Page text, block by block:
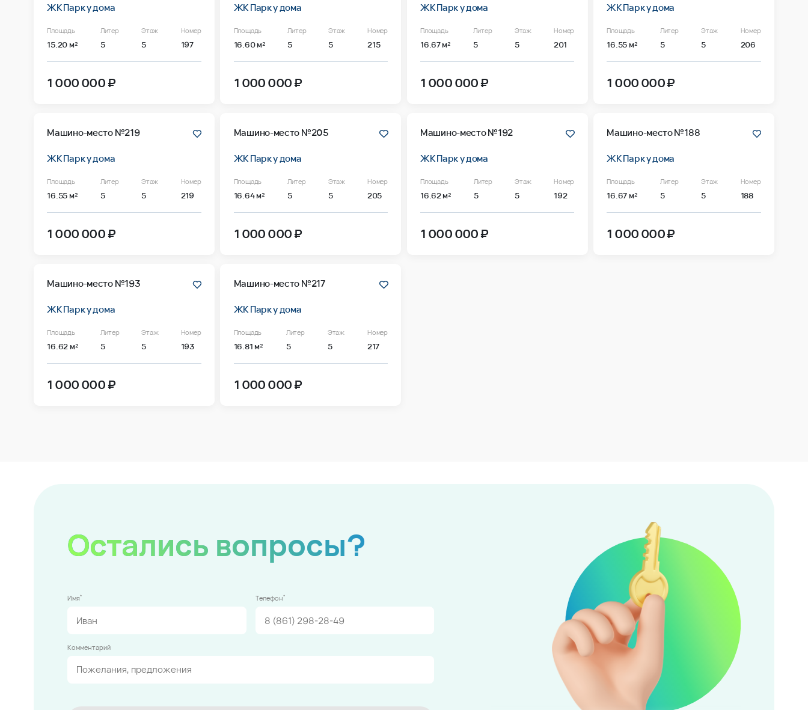
ЖК Парк у дома
Площадь
15.20 м²
Литер
5
Этаж
5
Номер
197
1 000 000 ₽
ЖК Парк у дома
Площадь
16.60 м²
Литер
5
Этаж
5
Номер
215
1 000 000 ₽
ЖК Парк у дома
Площадь
16.67 м²
Литер
5
Этаж
5
Номер
201
1 000 000 ₽
ЖК Парк у дома
Площадь
16.55 м²
Литер
5
Этаж
5
Номер
206
1 000 000 ₽
Машино-место №219
ЖК Парк у дома
Площадь
16.55 м²
Литер
5
Этаж
5
Номер
219
1 000 000 ₽
Машино-место №205
ЖК Парк у дома
Площадь
16.64 м²
Литер
5
Этаж
5
Номер
205
1 000 000 ₽
Машино-место №192
ЖК Парк у дома
Площадь
16.62 м²
Литер
5
Этаж
5
Номер
192
1 000 000 ₽
Машино-место №188
ЖК Парк у дома
Площадь
16.67 м²
Литер
5
Этаж
5
Номер
188
1 000 000 ₽
Машино-место №193
ЖК Парк у дома
Площадь
16.62 м²
Литер
5
Этаж
5
Номер
193
1 000 000 ₽
Машино-место №217
ЖК Парк у дома
Площадь
16.81 м²
Литер
5
Этаж
5
Номер
217
1 000 000 ₽
Остались вопросы?
Имя* Телефон*
Комментарий